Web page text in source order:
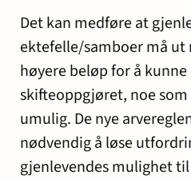
Det kan medføre at
ektefelle/samboer må ut
høyere beløp for å
skifteoppgjøret, noe
umulig. De nye
nødvendig å løse
gjenlevendes mulighet